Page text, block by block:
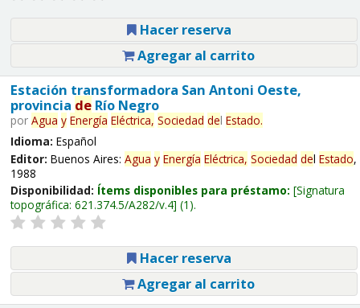
Hacer reserva
Agregar al carrito
Estación transformadora San Antoni Oeste,
provincia deRío Negro
por Agua y Energía Eléctrica, Sociedad del Estado.
Idioma: Español
Editor: Buenos Aires: Agua y Energía Eléctrica, Sociedad del Estado,
1988
Disponibilidad: Ítems disponibles para préstamo: Signatura
topográfica: 621.374.5/A282/v.4 (1).
Hacer reserva
Agregar al carrito